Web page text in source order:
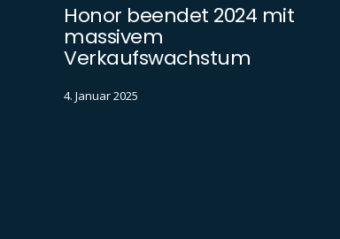
Honor beendet 2024 mit
massivem
Verkaufswachstum
4. Januar 2025